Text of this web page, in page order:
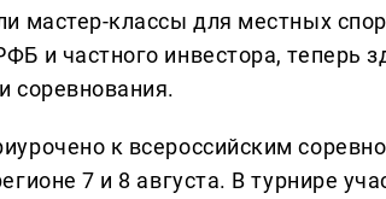
мастер-классы для местных
и частного инвестора, теперь
соревнования.
к всероссийским
7 и 8 августа. В турнире